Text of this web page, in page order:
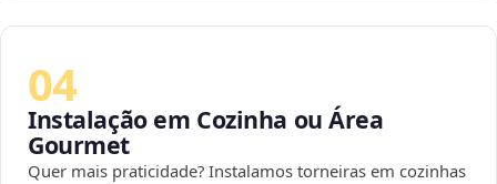
04
Instalação em Cozinha ou Área
Gourmet
Quer mais praticidade? Instalamos torneiras em cozinhas